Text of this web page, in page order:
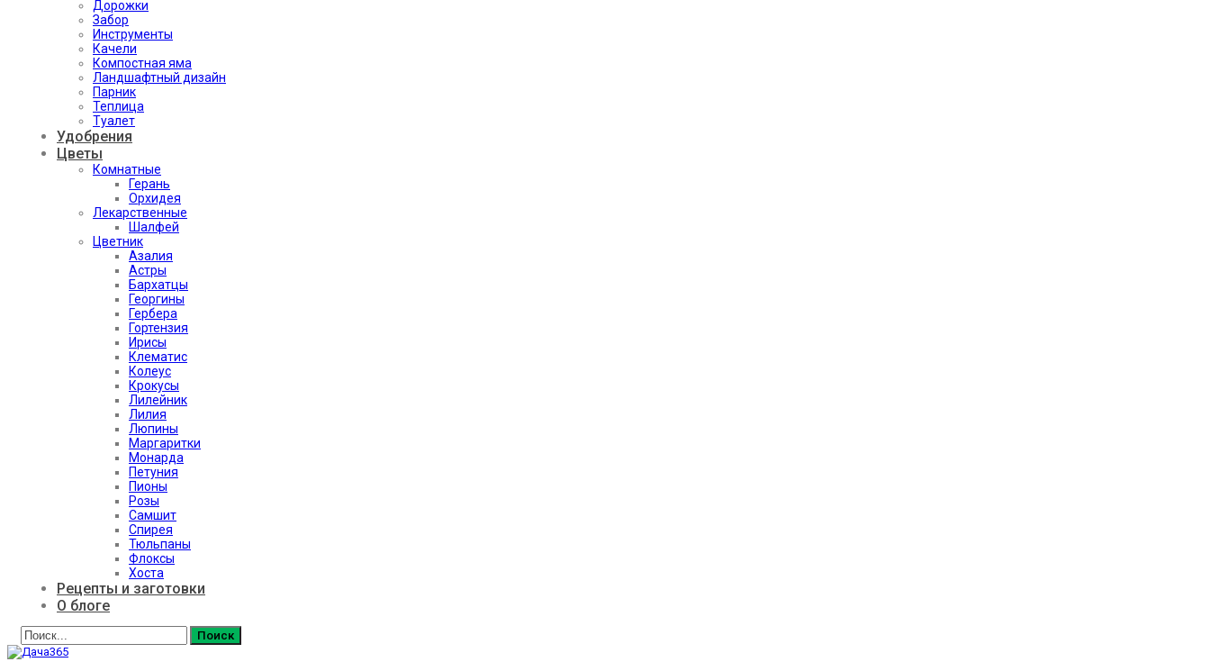
Дорожки
Забор
Инструменты
Качели
Компостная яма
Ландшафтный дизайн
Парник
Теплица
Туалет
Удобрения
Цветы
Комнатные
Герань
Орхидея
Лекарственные
Шалфей
Цветник
Азалия
Астры
Бархатцы
Георгины
Гербера
Гортензия
Ирисы
Клематис
Колеус
Крокусы
Лилейник
Лилия
Люпины
Маргаритки
Монарда
Петуния
Пионы
Розы
Самшит
Спирея
Тюльпаны
Флоксы
Хоста
Рецепты и заготовки
О блоге